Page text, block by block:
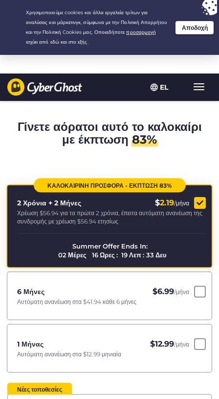
EL
Your choice:The Best Dealfor 2.1666666666667-years at $
/month
Γίνετε αόρατοι αυτό το καλοκαίρι
με έκπτωση83%
ΚΑΛΟΚΑΙΡΙΝΉ ΠΡΟΣΦΟΡΆ - ΈΚΠΤΩΣΗ 83%
2 Χρόνια + 2 Μήνες $2.19/μήνα
Χρέωση $56.94 για τα πρώτα 2 χρόνια, έπειτα αυτόματη ανανέωση της
συνδρομής με χρέωση $56.94 ετησίως
Summer Offer Ends In:
02 Μέρες 16 Ωρες : 19 Λεπ : 33 Δευ
6 Μήνες $6.99/μήνα
Αυτόματη ανανέωση στα $41.94 κάθε 6 μήνες
1 Μήνας $12.99/μήνα
Αυτόματη ανανέωση στα $12.99 μηνιαία
Νέες τοποθεσίες